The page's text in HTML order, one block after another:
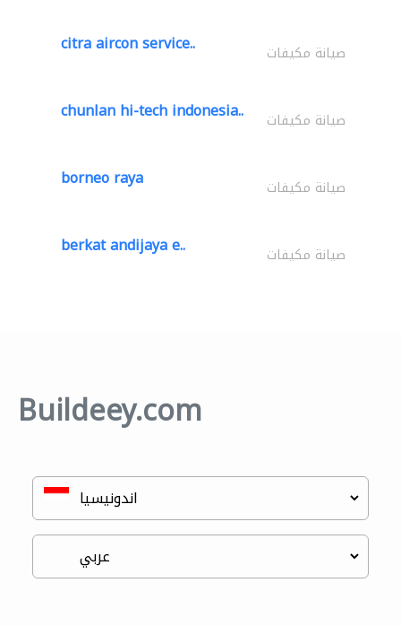
citra aircon service.. صيانة مكيفات
chunlan hi-tech indonesia.. صيانة مكيفات
borneo raya صيانة مكيفات
berkat andijaya e.. صيانة مكيفات
Buildeey.com